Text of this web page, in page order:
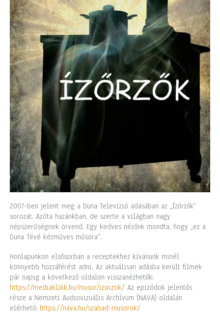
2007-ben jelent meg a Duna Televízió adásában az „Ízőrzők”
sorozat. Azóta hazánkban, de szerte a világban nagy
népszerűségnek örvend. Egy kedves nézőnk mondta, hogy „ez a
Duna Tévé kézműves műsora”.
Honlapunkon elsősorban a receptekhez kívánunk minél
könnyebb hozzáférést adni. Az aktuálisan adásba került filmek
pár napig a következő oldalon visszanézhetők:
https://mediaklikk.hu/musor/izorzok/ Az epizódok jelentős
része a Nemzeti Audiovizuális Archívum (NAVA) oldalán
elérhető: https://nava.hu/szabad-musorok/